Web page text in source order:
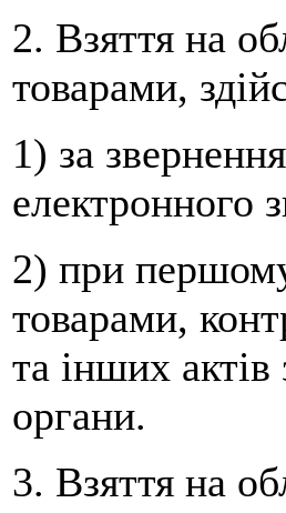
2. Взяття на
товарами,
1) за
електронного
2) при
товарами,
та інших
органи.
3. Взяття на